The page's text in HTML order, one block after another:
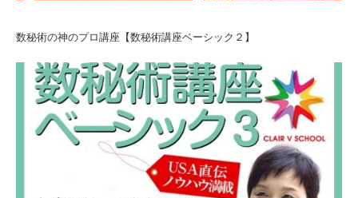
数秘術の神のプロ講座【数秘術講座ベーシック２】